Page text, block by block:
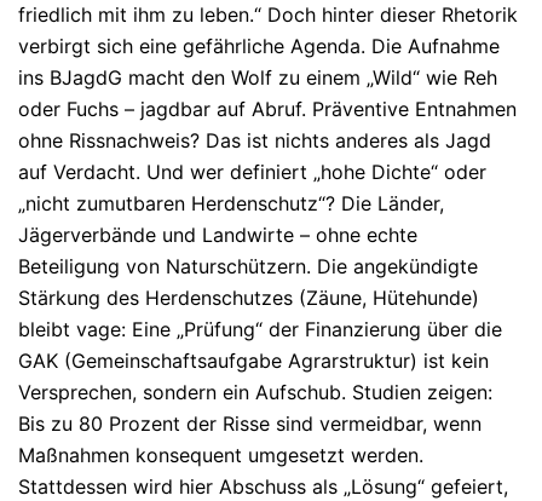
friedlich mit ihm zu leben.“ Doch hinter dieser Rhetorik
verbirgt sich eine gefährliche Agenda. Die Aufnahme
ins BJagdG macht den Wolf zu einem „Wild“ wie Reh
oder Fuchs – jagdbar auf Abruf. Präventive Entnahmen
ohne Rissnachweis? Das ist nichts anderes als Jagd
auf Verdacht. Und wer definiert „hohe Dichte“ oder
„nicht zumutbaren Herdenschutz“? Die Länder,
Jägerverbände und Landwirte – ohne echte
Beteiligung von Naturschützern. Die angekündigte
Stärkung des Herdenschutzes (Zäune, Hütehunde)
bleibt vage: Eine „Prüfung“ der Finanzierung über die
GAK (Gemeinschaftsaufgabe Agrarstruktur) ist kein
Versprechen, sondern ein Aufschub. Studien zeigen:
Bis zu 80 Prozent der Risse sind vermeidbar, wenn
Maßnahmen konsequent umgesetzt werden.
Stattdessen wird hier Abschuss als „Lösung“ gefeiert,